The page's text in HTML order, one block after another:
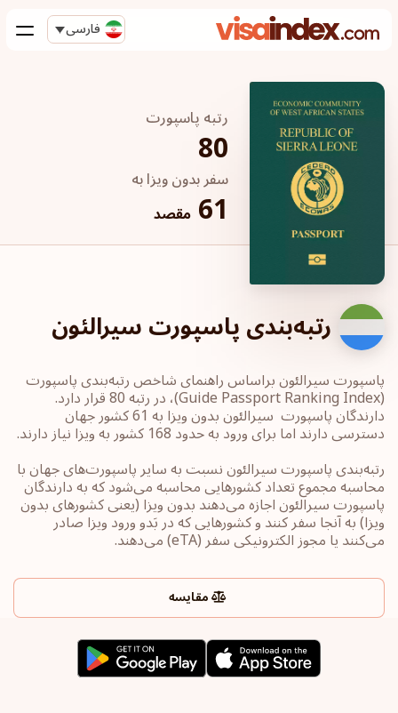
فارسی
رتبه پاسپورت
80
سفر بدون ویزا به
61 مقصد
رتبه‌بندی پاسپورت سیرالئون
پاسپورت‎ سیرالئون ‎براساس راهنمای شاخص رتبه‌بندی پاسپورت
‏(Guide Passport ‎Ranking Index)، در رتبه 80 قرار دارد.
دارندگان پاسپورت ‏‎ سیرالئون بدون ویزا به 61 کشور جهان
رتبه‌بندی پاسپورت‎ سیرالئون ‎نسبت به سایر ‏پاسپورت‌های جهان با
محاسبه مجموع تعداد کشورهایی محاسبه می‌شود که به دارندگان
پاسپورت ‎‎سیرالئون ‎اجازه می‌دهند بدون ویزا (یعنی کشورهای ‏بدون
ویزا) به آنجا سفر کنند و کشورهایی که در بَدو ورود ویزا صادر
می‌کنند یا ‏مجوز الکترونیکی سفر ‏‎(eTA)‎‏ می‌دهند.
مقایسه